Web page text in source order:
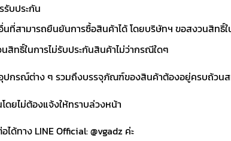
รับประกัน
สามารถยืนยันการซื้อสินค้าได้ โดยบริษัทฯ ขอสงวนสิทธิ์
ทธิ์ในการไม่รับประกันสินค้าไม่ว่ากรณีใดๆ
ปกรณ์ต่าง ๆ รวมถึงบรรจุภัณฑ์ของสินค้าต้องอยู่ครบถ้ว
ดยไม่ต้องแจ้งให้ทราบล่วงหน้า
ทาง LINE Official: @vgadz ค่ะ